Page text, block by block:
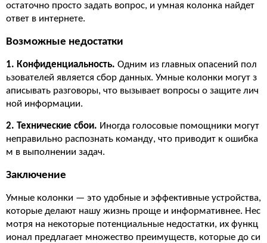
остаточно просто задать вопрос, и умная колонка найдет
ответ в интернете.
Возможные недостатки
1. Конфиденциальность. Одним из главных опасений пол
ьзователей является сбор данных. Умные колонки могут з
аписывать разговоры, что вызывает вопросы о защите лич
ной информации.
2. Технические сбои. Иногда голосовые помощники могут
неправильно распознать команду, что приводит к ошибка
м в выполнении задач.
Заключение
Умные колонки — это удобные и эффективные устройства,
которые делают нашу жизнь проще и информативнее. Нес
мотря на некоторые потенциальные недостатки, их функц
ионал предлагает множество преимуществ, которые до си